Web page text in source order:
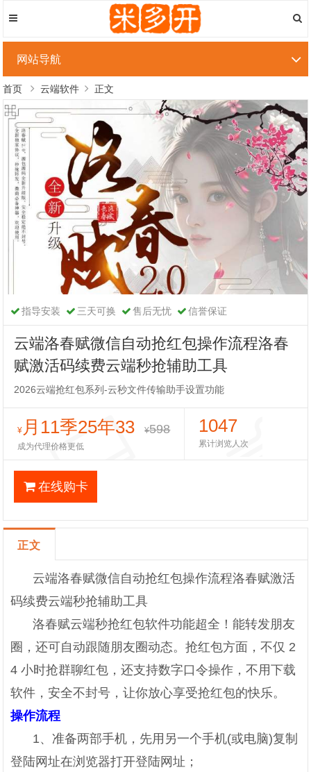
网站导航
首页 云端软件 正文
指导安装 三天可换 售后无忧 信誉保证
云端洛春赋微信自动抢红包操作流程洛春
赋激活码续费云端秒抢辅助工具
2026云端抢红包系列-云秒文件传输助手设置功能
¥ 月11季25年33 ¥598
成为代理价格更低
1047
累计浏览人次
在线购卡
正文
云端洛春赋微信自动抢红包操作流程洛春赋激活
码续费云端秒抢辅助工具
洛春赋云端秒抢红包软件功能超全！能转发朋友
圈，还可自动跟随朋友圈动态。抢红包方面，不仅 2
4 小时抢群聊红包，还支持数字口令操作，不用下载
软件，安全不封号，让你放心享受抢红包的快乐。
操作流程
1、准备两部手机，先用另一个手机(或电脑)复制
登陆网址在浏览器打开登陆网址；